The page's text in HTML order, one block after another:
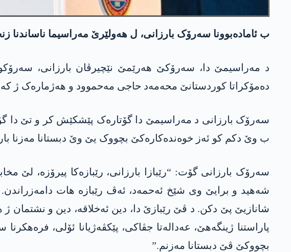
ب ئامادەبوونا سەرۆک بارزانی، ل ھەولێرێ مەراسیما ناساندنا
د مەراسیمێ دا، سەرۆکێ ھەرێمێ نێچیرڤان بارزانی،
دەمۆکراتا کوردستانێ محەمەد حاجی مەحموود و ھەژمارەک ژ
سەرۆک بارزانی د مەراسیمێ دا گۆتارەک پێشکێش کر و تێ دا
ب وێ دکم کو ئەز خوەندەکارەکێ بچووک یێ وێ دبستانا مەزنا
سەرۆک بارزانی گۆت: “رێبازا بارزانی، رێبازەکا پیرۆزە،
شەھید و برایێ وی شێخ ئەحمەد، ئەڤ رێبازە ھات
شانازیێ پێ دکن. د ڤێ رێبازێ دا، دین ئەخلاقە، دین و نشتمان
پاراستنا ژینگەھێ، عەدالەتا جڤاکی، پێکڤەژیانا ئۆلی،
بچووکێ ڤێ دبستانا مەزنم.”